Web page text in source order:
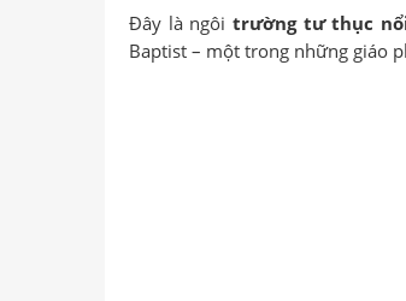
Đây là ngôi trường tư thục
Baptist – một trong những giáo